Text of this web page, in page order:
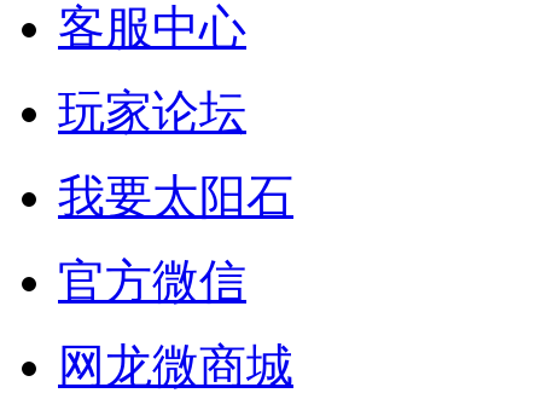
客服中心
玩家论坛
我要太阳石
官方微信
网龙微商城